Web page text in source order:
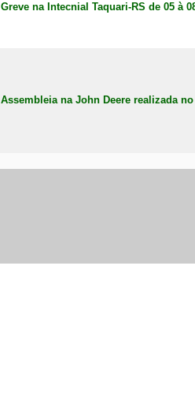
Greve na Intecnial Taquari-RS de 05 à
Assembleia na John Deere realizada